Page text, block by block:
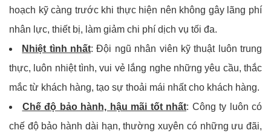
hoạch kỹ càng trước khi thực hiện nên không gây lãng phí
nhân lực, thiết bị, làm giảm chi phí dịch vụ tối đa.
Nhiệt tình nhất: Đội ngũ nhân viên kỹ thuật luôn trung
thực, luôn nhiệt tình, vui vẻ lắng nghe những yêu cầu, thắc
mắc từ khách hàng, tạo sự thoải mái nhất cho khách hàng.
Chế độ bảo hành, hậu mãi tốt nhất: Công ty luôn có
chế độ bảo hành dài hạn, thường xuyên có những ưu đãi,